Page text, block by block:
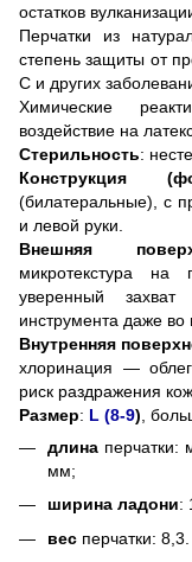
остатков
Перчатки из
степень защиты от
С и других
Химические
воздействие на
Стерильность:
Конструкция
(билатеральные), с
и левой руки.
Внешняя
микротекстура
уверенный захват
инструмента даже во
Внутренняя
хлоринация —
риск раздражения
Размер: L (8-9) ,
длина
мм;
ширина ладони:
вес перчатки: 8,3.